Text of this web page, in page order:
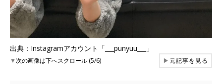
出典：Instagramアカウント「___punyuu___」
▼次の画像は下へスクロール (5/6) ▶元記事を見る